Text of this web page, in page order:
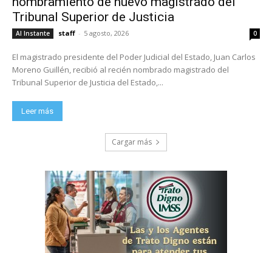
Tribunal Superior de Justicia
Al Instante staff - 5 agosto, 2026 0
El magistrado presidente del Poder Judicial del Estado, Juan Carlos
Moreno Guillén, recibió al recién nombrado magistrado del
Tribunal Superior de Justicia del Estado,...
Leer más
Cargar más